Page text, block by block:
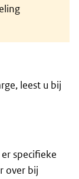
leest u bij
specifieke
over bij